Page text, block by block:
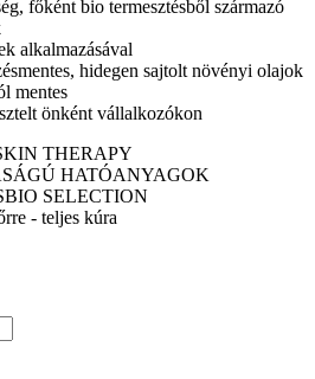
főként bio termesztésből származó
alkalmazásával
hidegen sajtolt növényi olajok
mentes
önként vállalkozókon
THERAPY
HATÓANYAGOK
SELECTION
- teljes kúra